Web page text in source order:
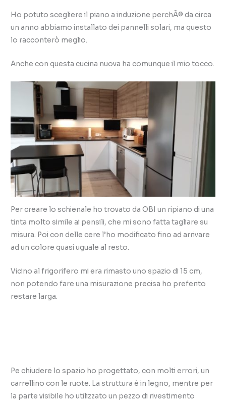
Ho potuto scegliere il piano a induzione perchÃ© da circa
un anno abbiamo installato dei pannelli solari, ma questo
lo racconterò meglio.
Anche con questa cucina nuova ha comunque il mio tocco.
Per creare lo schienale ho trovato da OBI un ripiano di una
tinta molto simile ai pensili, che mi sono fatta tagliare su
misura. Poi con delle cere l’ho modificato fino ad arrivare
ad un colore quasi uguale al resto.
Vicino al frigorifero mi era rimasto uno spazio di 15 cm,
non potendo fare una misurazione precisa ho preferito
restare larga.
Pe chiudere lo spazio ho progettato, con molti errori, un
carrellino con le ruote. La struttura è in legno, mentre per
la parte visibile ho utilizzato un pezzo di rivestimento